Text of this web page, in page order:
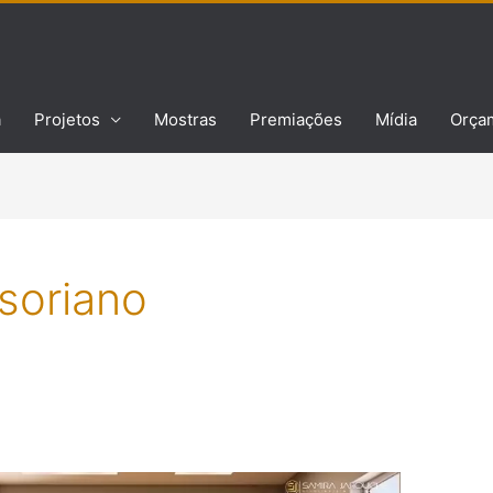
Projetos Mostras Premiações Mídia